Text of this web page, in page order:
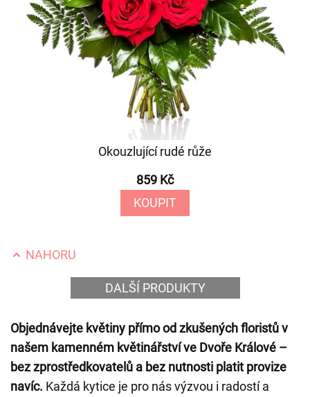
Okouzlující rudé růže
859 Kč
KOUPIT
NAHORU
DALŠÍ PRODUKTY
Objednávejte květiny přímo od zkušených floristů v
našem kamenném květinářství ve Dvoře Králové –
bez zprostředkovatelů a bez nutnosti platit provize
navíc. Každá kytice je pro nás výzvou i radostí a